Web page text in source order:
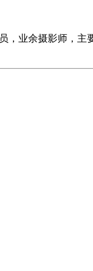
，业余摄影师，主